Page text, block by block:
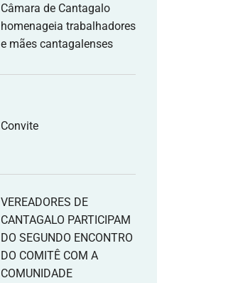
Câmara de Cantagalo
homenageia trabalhadores
e mães cantagalenses
Convite
VEREADORES DE
CANTAGALO PARTICIPAM
DO SEGUNDO ENCONTRO
DO COMITÊ COM A
COMUNIDADE